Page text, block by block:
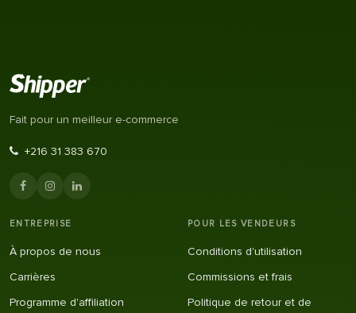
Fait pour un meilleur e-commerce
+216 31 383 670
ENTREPRISE
À propos de nous
Carrières
Programme d'affiliation
POUR LES VENDEURS
Conditions d'utilisation
Commissions et frais
Politique de retour et de